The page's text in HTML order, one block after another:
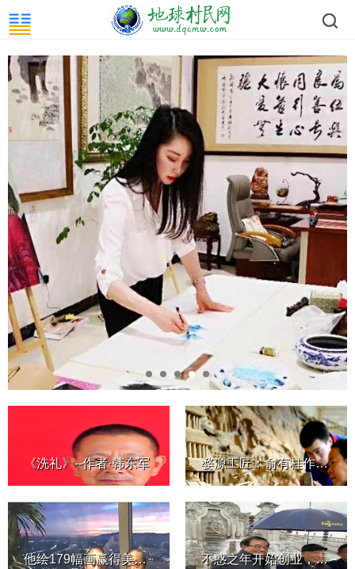
《洗礼》--作者·韩东军
他绘179幅画赢得美女芳心，她...
婺源工匠：俞有桂作品欣赏
不惑之年开始创业，84岁仍不...